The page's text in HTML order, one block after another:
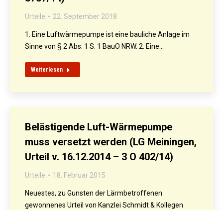
Urteile 22. September 2018
1. Eine Luftwärmepumpe ist eine bauliche Anlage im
Sinne von § 2 Abs. 1 S. 1 BauO NRW. 2. Eine…
Weiterlesen
Belästigende Luft-Wärmepumpe
muss versetzt werden (LG Meiningen,
Urteil v. 16.12.2014 – 3 O 402/14)
Urteile 18. Februar 2015
Neuestes, zu Gunsten der Lärmbetroffenen
gewonnenes Urteil von Kanzlei Schmidt & Kollegen